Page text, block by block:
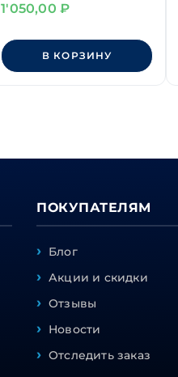
1'050,00₽
В КОРЗИНУ
ПОКУПАТЕЛЯМ
Блог
Акции и скидки
Отзывы
Новости
Отследить заказ